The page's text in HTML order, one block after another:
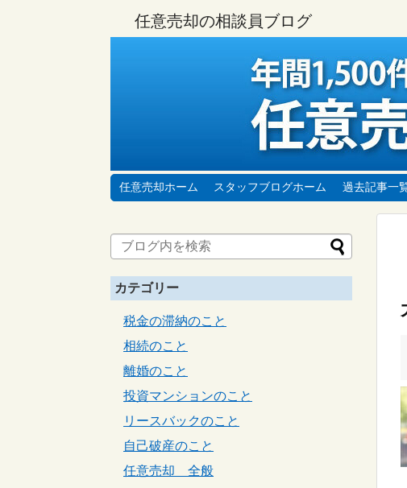
任意売却の相談員ブログ
任意売却ホーム スタッフブログホーム 過去記事一
カテゴリー
税金の滞納のこと
相続のこと
離婚のこと
投資マンションのこと
リースバックのこと
自己破産のこと
任意売却 全般